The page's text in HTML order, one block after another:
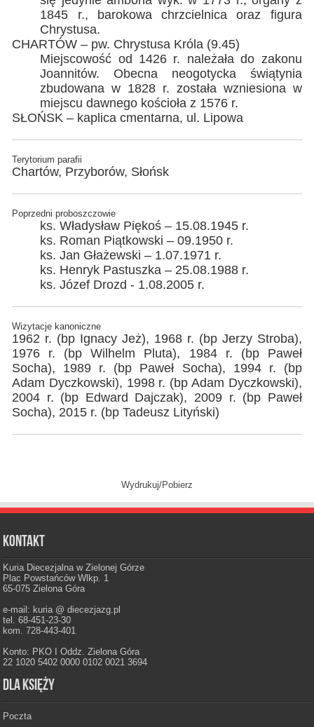
1845 r., barokowa chrzcielnica oraz figura
Chrystusa.
CHARTÓW – pw. Chrystusa Króla (9.45)
Miejscowość od 1426 r. należała do zakonu
Joannitów. Obecna neogotycka świątynia
zbudowana w 1828 r. została wzniesiona w
miejscu dawnego kościoła z 1576 r.
SŁOŃSK – kaplica cmentarna, ul. Lipowa
Terytorium parafii
Chartów, Przyborów, Słońsk
Poprzedni proboszczowie
ks. Władysław Piękoś – 15.08.1945 r.
ks. Roman Piątkowski – 09.1950 r.
ks. Jan Głażewski – 1.07.1971 r.
ks. Henryk Pastuszka – 25.08.1988 r.
ks. Józef Drozd - 1.08.2005 r.
Wizytacje kanoniczne
1962 r. (bp Ignacy Jeż), 1968 r. (bp Jerzy Stroba),
1976 r. (bp Wilhelm Pluta), 1984 r. (bp Paweł
Socha), 1989 r. (bp Paweł Socha), 1994 r. (bp
Adam Dyczkowski), 1998 r. (bp Adam Dyczkowski),
2004 r. (bp Edward Dajczak), 2009 r. (bp Paweł
Socha), 2015 r. (bp Tadeusz Lityński)
Wydrukuj/Pobierz
Kontakt
Kuria Diecezjalna w Zielonej Górze
Plac Powstańców Wlkp. 1
65-075 Zielona Góra
e-mail: kuria @ diecezjazg.pl
tel. 68-451-23-30
kom. 728-443-401
Konto: PKO I Oddz. Zielona Góra
22 1020 5402 0000 0102 0021 3694
Dla księży
Poczta